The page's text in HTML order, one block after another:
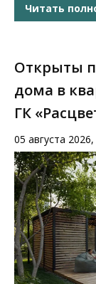
Читать
Открыты
дома в
ГК
05 августа